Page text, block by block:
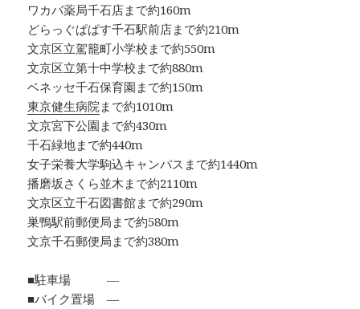
ワカバ薬局千石店まで約160m
どらっぐぱぱす千石駅前店まで約210m
文京区立駕籠町小学校まで約550m
文京区立第十中学校まで約880m
ベネッセ千石保育園まで約150m
東京健生病院まで約1010m
文京宮下公園まで約430m
千石緑地まで約440m
女子栄養大学駒込キャンパスまで約1440m
播磨坂さくら並木まで約2110m
文京区立千石図書館まで約290m
巣鴨駅前郵便局まで約580m
文京千石郵便局まで約380m
■駐車場 ―
■バイク置場 ―